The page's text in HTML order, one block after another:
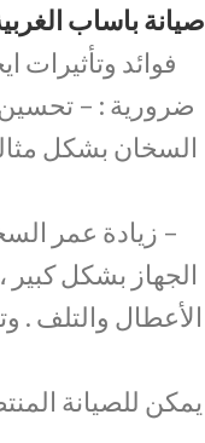
صيانة باساب
فوائد وتأثيرات
ضرورية : – تحسين
السخان بشكل
– زيادة عمر
الجهاز بشكل كبير
الأعطال والتلف .
يمكن للصيانة